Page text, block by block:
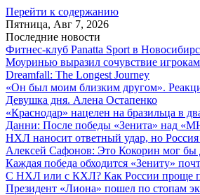
Перейти к содержанию
Пятница, Авг 7, 2026
Последние новости
Фитнес-клуб Panatta Sport в
Моуринью выразил сочувствие
Dreamfall: The Longest Journey
«Он был моим близким другом».
Девушка дня. Алена Остапенко
«Краснодар» нацелен на бразильца в
Данни: После победы «Зенита» над
НХЛ наносит ответный удар, но Россия
Алексей Сафонов: Это Кокорин мог бы
Каждая победа обходится «Зениту»
С НХЛ или с КХЛ? Как России проще
Президент «Лиона» пошел по стопам